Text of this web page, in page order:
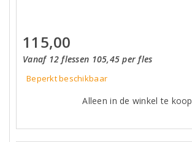
115,00
Vanaf 12 flessen 105,45 per fles
Beperkt beschikbaar
Alleen in de winkel te koop